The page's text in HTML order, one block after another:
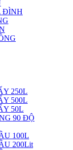
ĐÌNH
250L
500L
50L
90 ĐỘ
100L
200Lit